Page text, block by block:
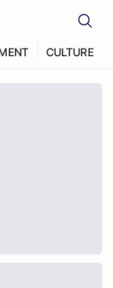
CULTURE